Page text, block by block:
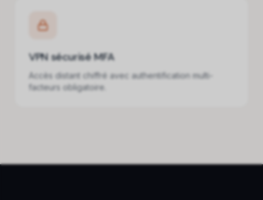
VPN sécurisé MFA
Accès distant chiffré avec authentification multi-
facteurs obligatoire.